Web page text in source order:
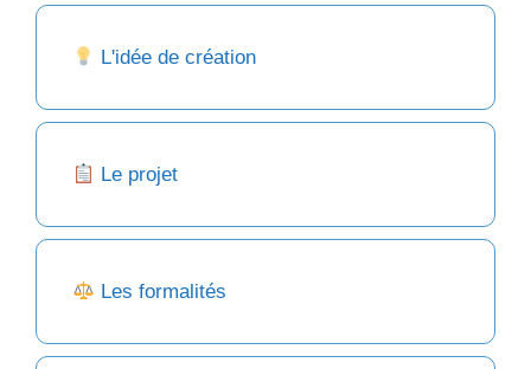
L'idée de création
Le projet
Les formalités